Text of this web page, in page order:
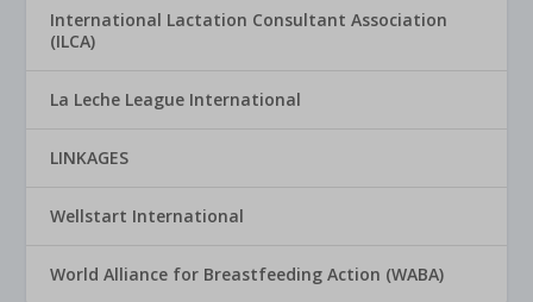
International Lactation Consultant Association
(ILCA)
La Leche League International
LINKAGES
Wellstart International
World Alliance for Breastfeeding Action (WABA)